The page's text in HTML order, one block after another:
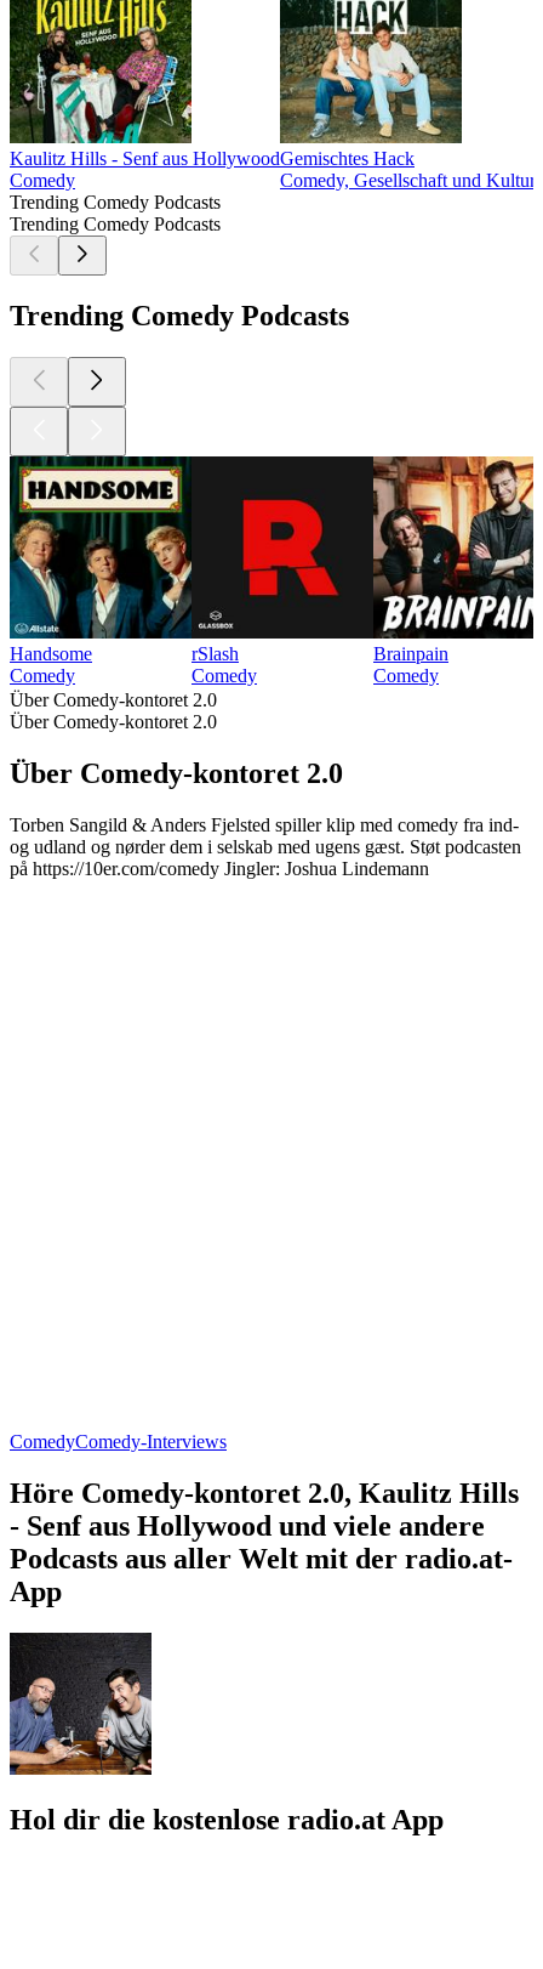
Kaulitz Hills - Senf aus Hollywood
Comedy
Gemischtes Hack
Comedy, Gesellschaft und Kultur
Trending Comedy Podcasts
Trending Comedy Podcasts
Trending Comedy Podcasts
Handsome
Comedy
rSlash
Comedy
Brainpain
Comedy
Über Comedy-kontoret 2.0
Über Comedy-kontoret 2.0
Über Comedy-kontoret 2.0
Torben Sangild & Anders Fjelsted spiller klip med comedy fra ind-
og udland og nørder dem i selskab med ugens gæst. Støt podcasten
på https://10er.com/comedy Jingler: Joshua Lindemann
ComedyComedy-Interviews
Höre Comedy-kontoret 2.0, Kaulitz Hills
- Senf aus Hollywood und viele andere
Podcasts aus aller Welt mit der radio.at-
App
Hol dir die kostenlose radio.at App